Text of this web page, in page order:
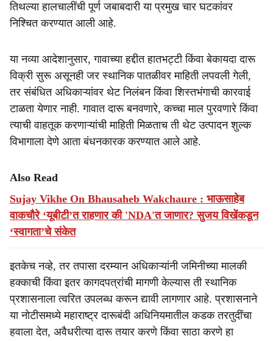
तिथल्या हालचालींची पूर्ण जबाबदारी या प्रमुख चार घटकांवर
निश्चित करण्यात आली आहे.
या नव्या आदेशानुसार, गावाच्या हद्दीत हातभट्टी किंवा बेकायदा दारू
विक्री सुरू असूनही जर स्थानिक पातळीवर माहिती लपवली गेली,
तर संबंधित अधिकाऱ्यांवर थेट निलंबन किंवा शिस्तभंगाची कारवाई
टाळता येणार नाही. गावात दारू बनवणारे, कच्चा माल पुरवणारे किंवा
त्याची वाहतूक करणाऱ्यांची माहिती मिळताच ती थेट उत्पादन शुल्क
विभागाला देणे आता बंधनकारक करण्यात आले आहे.
Also Read
Sujay Vikhe On Bhausaheb Wakchaure : भाऊसाहेब
वाकचौरे ‘यूबीटी’त राहणार की 'NDA'त जाणार? सुजय विखेंकडून
‘स्वागता’चे संकेत
इतकेच नव्हे, तर तपासा दरम्यान अधिकाऱ्यांनी जमिनीच्या मालकी
हक्काची किंवा इतर कागदपत्रांची मागणी केल्यास ती स्थानिक
प्रशासनाला त्वरित उपलब्ध करून द्यावी लागणार आहे. प्रशासनाने
या नोटीसमध्ये महाराष्ट्र दारूबंदी अधिनियमातील कडक तरतुदींचा
हवाला देत, अवैधरीत्या दारू तयार करणे किंवा साठा करणे हा